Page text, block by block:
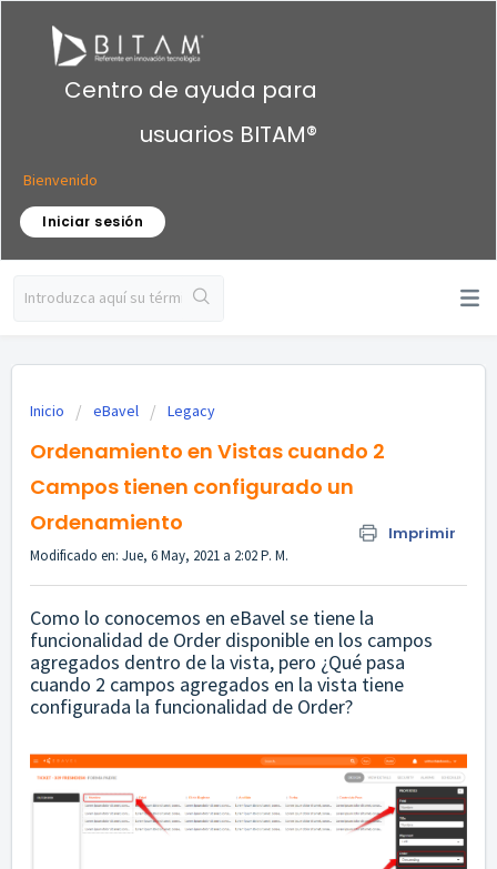
Centro de ayuda para
usuarios BITAM®
Bienvenido
Iniciar sesión
Inicio eBavel Legacy
Ordenamiento en Vistas cuando 2
Campos tienen configurado un
Ordenamiento
Imprimir
Modificado en: Jue, 6 May, 2021 a 2:02 P. M.
Como lo conocemos en eBavel se tiene la
funcionalidad de Order disponible en los campos
agregados dentro de la vista, pero ¿Qué pasa
cuando 2 campos agregados en la vista tiene
configurada la funcionalidad de Order?